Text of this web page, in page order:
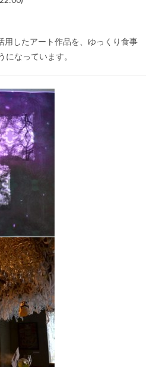
用したアート作品を、ゆっくり食事
になっています。